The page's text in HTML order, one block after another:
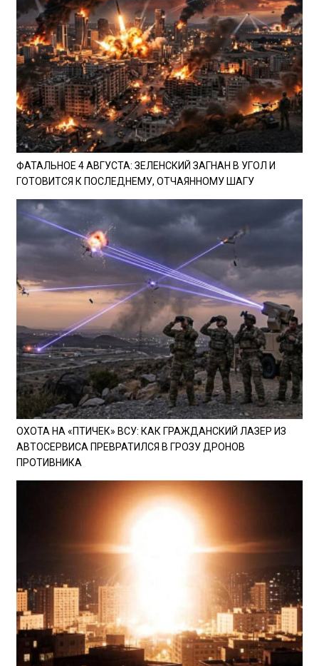
ФАТАЛЬНОЕ 4 АВГУСТА: ЗЕЛЕНСКИЙ ЗАГНАН В УГОЛ И
ГОТОВИТСЯ К ПОСЛЕДНЕМУ, ОТЧАЯННОМУ ШАГУ
ОХОТА НА «ПТИЧЕК» ВСУ: КАК ГРАЖДАНСКИЙ ЛАЗЕР ИЗ
АВТОСЕРВИСА ПРЕВРАТИЛСЯ В ГРОЗУ ДРОНОВ
ПРОТИВНИКА